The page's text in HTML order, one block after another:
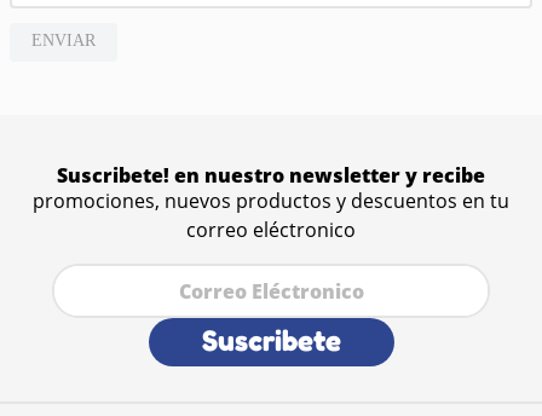
ENVIAR
Suscribete! en nuestro newsletter y recibe
promociones, nuevos productos y descuentos en tu
correo eléctronico
Suscribete